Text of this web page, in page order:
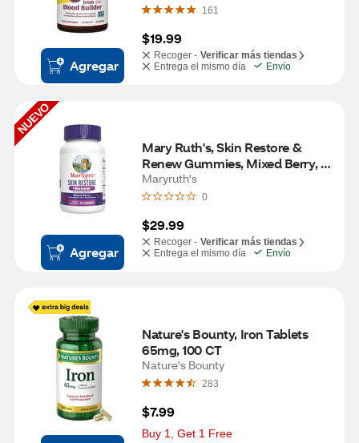
Agregar
161
$19.99
Recoger - Verificar más tiendas
Entrega el mismo día
Envío
NUEVO
Agregar
Mary Ruth's, Skin Restore &
Renew Gummies, Mixed Berry,
30 CT
Maryruth's
0
$29.99
Recoger - Verificar más tiendas
Entrega el mismo día
Envío
Nature's Bounty, Iron Tablets
65mg, 100 CT
Nature's Bounty
283
$7.99
Buy 1, Get 1 Free